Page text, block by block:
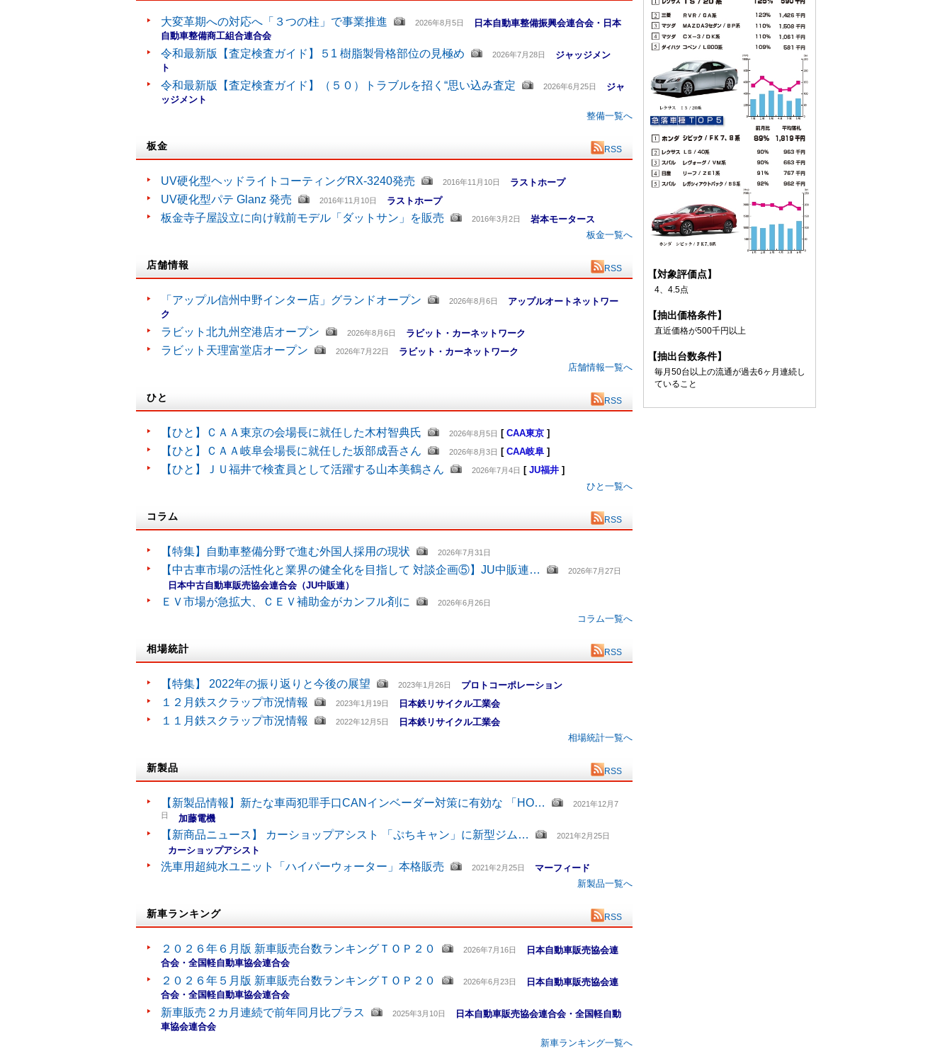
大変革期への対応へ「３つの柱」で事業推進 2026年8月5日 日本自動車整備振興会連合会・日本
自動車整備商工組合連合会
令和最新版【査定検査ガイド】５1 樹脂製骨格部位の見極め
2026年7月28日 ジャッジメン
ト
令和最新版【査定検査ガイド】（５０）トラブルを招く“思い込み査定
2026年6月25日 ジャ
ッジメント
整備一覧へ
板金 RSS
UV硬化型ヘッドライトコーティングRX-3240発売 2016年11月10日 ラストホープ
UV硬化型パテ Glanz 発売 2016年11月10日 ラストホープ
板金寺子屋設立に向け戦前モデル「ダットサン」を販売 2016年3月2日
岩本モータース
板金一覧へ
店舗情報 RSS
「アップル信州中野インター店」グランドオープン 2026年8月6日 アップルオートネットワー
ク
ラビット北九州空港店オープン
2026年8月6日 ラビット・カーネットワーク
ラビット天理富堂店オープン 2026年7月22日
ラビット・カーネットワーク
店舗情報一覧へ
ひと RSS
【ひと】ＣＡＡ東京の会場長に就任した木村智典氏 2026年8月5日 [ CAA東京 ]
【ひと】ＣＡＡ岐阜会場長に就任した坂部成吾さん 2026年8月3日 [ CAA岐阜 ]
【ひと】ＪＵ福井で検査員として活躍する山本美鶴さん 2026年7月4日 [ JU福井 ]
ひと一覧へ
コラム RSS
【特集】自動車整備分野で進む外国人採用の現状 2026年7月31日
【中古車市場の活性化と業界の健全化を目指して 対談企画⑤】JU中販連… 2026年7月27日
日本中古自動車販売協会連合会（JU中販連）
ＥＶ市場が急拡大、ＣＥＶ補助金がカンフル剤に 2026年6月26日
コラム一覧へ
相場統計 RSS
【特集】 2022年の振り返りと今後の展望 2023年1月26日 プロトコーポレーション
１２月鉄スクラップ市況情報 2023年1月19日 日本鉄リサイクル工業会
１１月鉄スクラップ市況情報 2022年12月5日
日本鉄リサイクル工業会
相場統計一覧へ
新製品 RSS
【新製品情報】新たな車両犯罪手口CANインベーダー対策に有効な 「HO… 2021年12月7
日 加藤電機
【新商品ニュース】 カーショップアシスト 「ぷちキャン」に新型ジム… 2021年2月25日
カーショップアシスト
洗車用超純水ユニット「ハイパーウォーター」本格販売 2021年2月25日
マーフィード
新製品一覧へ
新車ランキング RSS
２０２６年６月版 新車販売台数ランキングＴＯＰ２０ 2026年7月16日 日本自動車販売協会連
合会・全国軽自動車協会連合会
２０２６年５月版 新車販売台数ランキングＴＯＰ２０
2026年6月23日 日本自動車販売協会連
合会・全国軽自動車協会連合会
新車販売２カ月連続で前年同月比プラス
2025年3月10日 日本自動車販売協会連合会・全国軽自動
車協会連合会
新車ランキング一覧へ
【対象評価点】
4、4.5点
【抽出価格条件】
直近価格が500千円以上
【抽出台数条件】
毎月50台以上の流通が過去6ヶ月連続し
ていること